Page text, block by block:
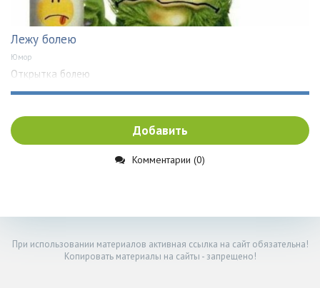
Лежу болею
Юмор
Открытка болею
Добавить
Комментарии (0)
При использовании материалов активная ссылка на сайт обязательна!
Копировать материалы на сайты - запрещено!